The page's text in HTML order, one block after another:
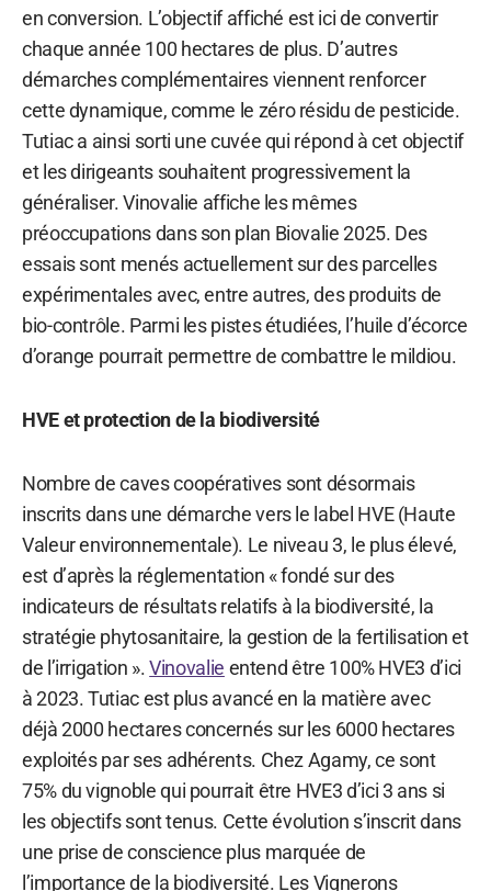
en conversion. L’objectif affiché est ici de convertir
chaque année 100 hectares de plus. D’autres
démarches complémentaires viennent renforcer
cette dynamique, comme le zéro résidu de pesticide.
Tutiac a ainsi sorti une cuvée qui répond à cet objectif
et les dirigeants souhaitent progressivement la
généraliser. Vinovalie affiche les mêmes
préoccupations dans son plan Biovalie 2025. Des
essais sont menés actuellement sur des parcelles
expérimentales avec, entre autres, des produits de
bio-contrôle. Parmi les pistes étudiées, l’huile d’écorce
d’orange pourrait permettre de combattre le mildiou.
HVE et protection de la biodiversité
Nombre de caves coopératives sont désormais
inscrits dans une démarche vers le label HVE (Haute
Valeur environnementale). Le niveau 3, le plus élevé,
est d’après la réglementation « fondé sur des
indicateurs de résultats relatifs à la biodiversité, la
stratégie phytosanitaire, la gestion de la fertilisation et
de l’irrigation ».Vinovalie entend être 100% HVE3 d’ici
à 2023. Tutiac est plus avancé en la matière avec
déjà 2000 hectares concernés sur les 6000 hectares
exploités par ses adhérents. Chez Agamy, ce sont
75% du vignoble qui pourrait être HVE3 d’ici 3 ans si
les objectifs sont tenus. Cette évolution s’inscrit dans
une prise de conscience plus marquée de
l’importance de la biodiversité. Les Vignerons